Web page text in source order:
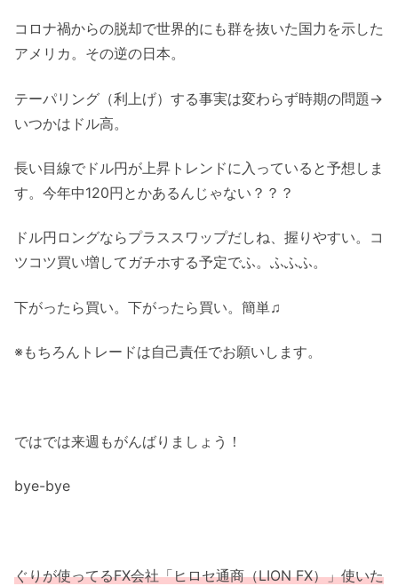
コロナ禍からの脱却で世界的にも群を抜いた国力を示した
アメリカ。その逆の日本。
テーパリング（利上げ）する事実は変わらず時期の問題→
いつかはドル高。
長い目線でドル円が上昇トレンドに入っていると予想しま
す。今年中120円とかあるんじゃない？？？
ドル円ロングならプラススワップだしね、握りやすい。コ
ツコツ買い増してガチホする予定でふ。ふふふ。
下がったら買い。下がったら買い。簡単♫
※もちろんトレードは自己責任でお願いします。
ではでは来週もがんばりましょう！
bye-bye
ぐりが使ってるFX会社「ヒロセ通商（LION FX）」使いた